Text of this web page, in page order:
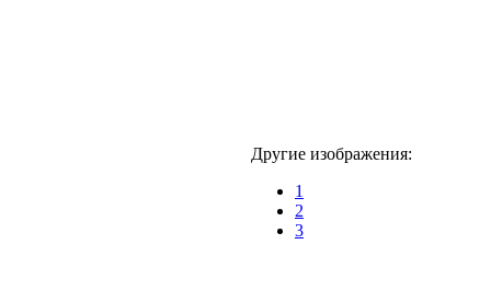
Другие изображения:
1
2
3